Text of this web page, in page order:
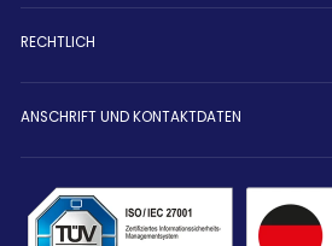
RECHTLICH
ANSCHRIFT UND KONTAKTDATEN